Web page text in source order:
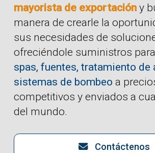
mayorista de exportacióny
manera de crearle la
sus necesidades de
ofreciéndole suministros para
spas, fuentes, tratamiento de
sistemas de bombeo a
competitivos y enviados a
del mundo.
Contáctenos